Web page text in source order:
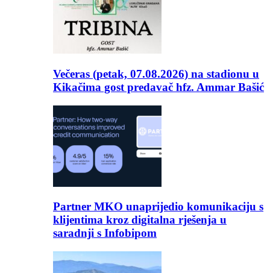
Večeras (petak, 07.08.2026) na stadionu u
Kikačima gost predavač hfz. Ammar Bašić
Partner MKO unaprijedio komunikaciju s
klijentima kroz digitalna rješenja u
saradnji s Infobipom